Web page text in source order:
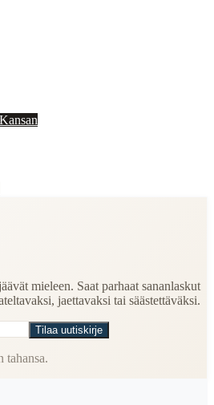
mieleen. Saat parhaat sananlaskut
jaettavaksi tai säästettäväksi.
Tilaa uutiskirje
tahansa.